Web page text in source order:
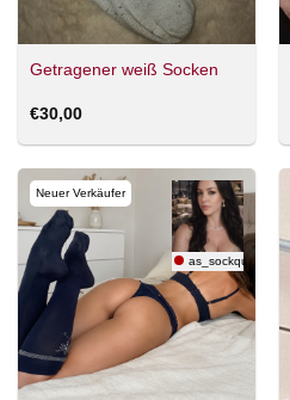
Getragener weiß Socken
€30,00
Neuer Verkäufer
as_sockqueen